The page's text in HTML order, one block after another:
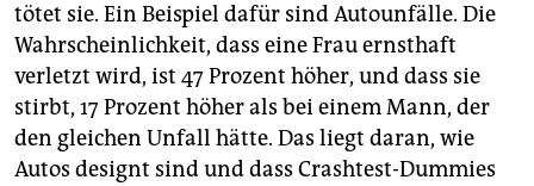
tötet sie. Ein Beispiel dafür sind Autounfälle. Die
Wahrscheinlichkeit, dass eine Frau ernsthaft
verletzt wird, ist 47 Prozent höher, und dass sie
stirbt, 17 Prozent höher als bei einem Mann, der
den gleichen Unfall hätte. Das liegt daran, wie
Autos designt sind und dass Crashtest-Dummies